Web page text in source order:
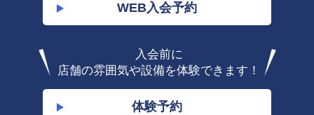
WEB入会予約
入会前に
店舗の雰囲気や設備を体験できます！
体験予約